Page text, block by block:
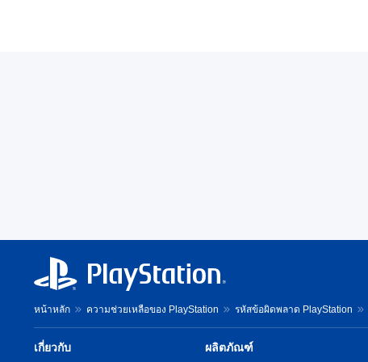
หน้าหลัก ความช่วยเหลือของ PlayStation รหัสข้อผิดพลาด PlayStation
เกี่ยวกับ ผลิตภัณฑ์